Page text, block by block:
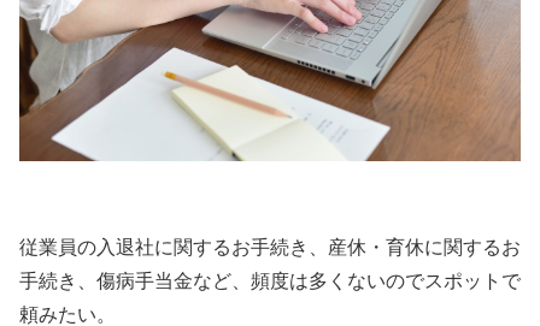
従業員の入退社に関するお手続き、産休・育休に関するお
手続き、傷病手当金など、頻度は多くないのでスポットで
頼みたい。